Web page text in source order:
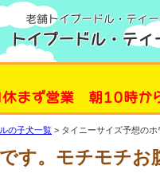
老舗トイプードル・ティ
トイプードル・テ
まず営業 朝10時か
の子犬一覧 タイニーサイズ予想の
す。モチモチお